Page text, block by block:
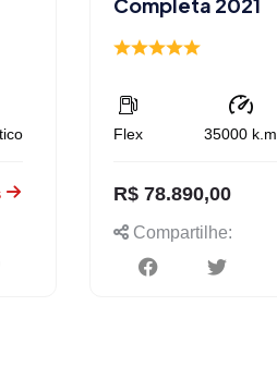
Flex 35000 k.m
R$ 78.890,00
Compartilhe: